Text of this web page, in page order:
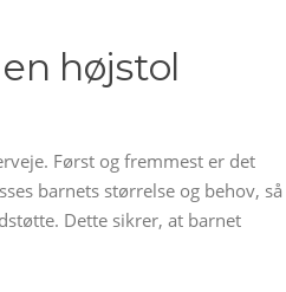
højstol
Først og fremmest er det
barnets størrelse og behov, så
Dette sikrer, at barnet